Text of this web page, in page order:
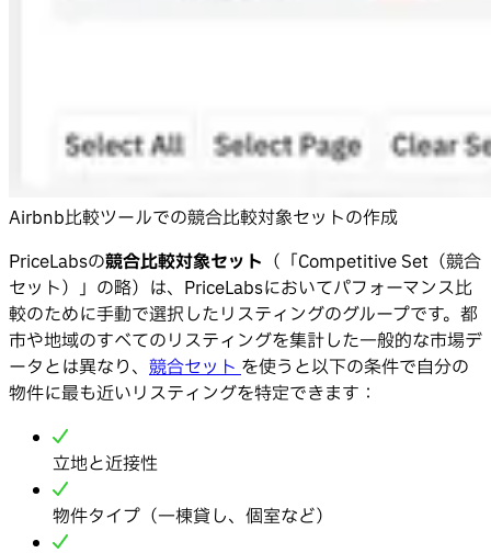
Airbnb比較ツールでの競合比較対象セットの作成
PriceLabsの競合比較対象セット （「Competitive Set（競合
セット）」の略）は、PriceLabsにおいてパフォーマンス比
較のために手動で選択したリスティングのグループです。都
市や地域のすべてのリスティングを集計した一般的な市場デ
ータとは異なり、 競合セットを使うと以下の条件で自分の
物件に最も近いリスティングを特定できます：
立地と近接性
物件タイプ（一棟貸し、個室など）